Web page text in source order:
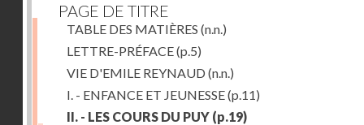
PAGE DE TITRE
TABLE DES MATIÈRES (n.n.)
LETTRE-PRÉFACE(p.5)
VIE D'EMILE REYNAUD (n.n.)
I. - ENFANCE ET JEUNESSE(p.11)
II. - LES COURS DU PUY (p.19)